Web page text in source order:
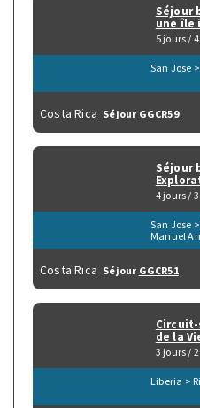
Séjour
une île
5 jours /
San Jose
Costa Rica Séjour GGCR59
Séjour
4 jours /
San Jose
Manuel
Costa Rica Séjour GGCR51
Circuit-
de la
3 jours /
Liberia >